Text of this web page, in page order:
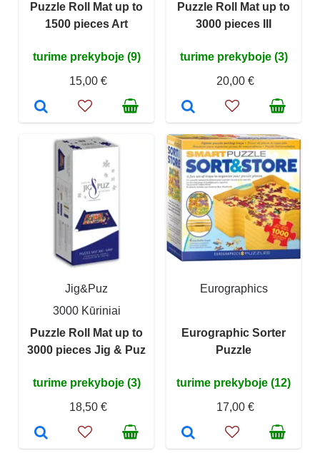
Puzzle Roll Mat up to
1500 pieces Art
turime prekyboje (9)
15,00 €
Puzzle Roll Mat up to
3000 pieces III
turime prekyboje (3)
20,00 €
Jig&Puz
3000 Kūriniai
Puzzle Roll Mat up to
3000 pieces Jig & Puz
turime prekyboje (3)
18,50 €
Eurographics
Eurographic Sorter
Puzzle
turime prekyboje (12)
17,00 €